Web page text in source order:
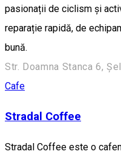
pasionații de ciclism și
reparație rapidă, de
bună.
Str. Doamna Stanca 6,
Cafe
Stradal Coffee
Stradal Coffee este o